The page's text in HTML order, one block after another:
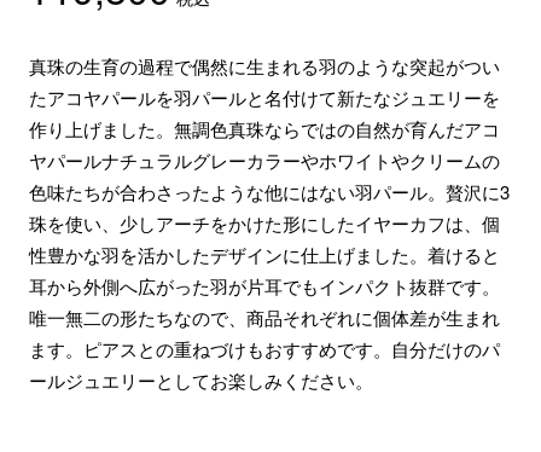
真珠の生育の過程で偶然に生まれる羽のような突起がつい
たアコヤパールを羽パールと名付けて新たなジュエリーを
作り上げました。無調色真珠ならではの自然が育んだアコ
ヤパールナチュラルグレーカラーやホワイトやクリームの
色味たちが合わさったような他にはない羽パール。贅沢に3
珠を使い、少しアーチをかけた形にしたイヤーカフは、個
性豊かな羽を活かしたデザインに仕上げました。着けると
耳から外側へ広がった羽が片耳でもインパクト抜群です。
唯一無二の形たちなので、商品それぞれに個体差が生まれ
ます。ピアスとの重ねづけもおすすめです。自分だけのパ
ールジュエリーとしてお楽しみください。